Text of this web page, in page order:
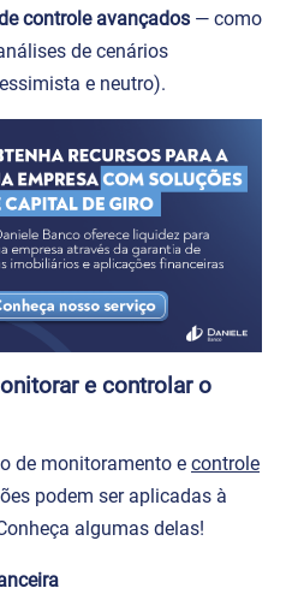
controle avançados — como
de cenários
e neutro).
e controlar o
de monitoramento e controle
podem ser aplicadas à
algumas delas!